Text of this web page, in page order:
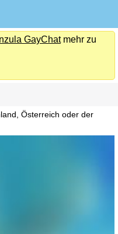
GayChatmehr zu
Österreich oder der